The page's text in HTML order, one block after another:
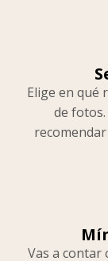
Elige en qué
de
Vas a contar